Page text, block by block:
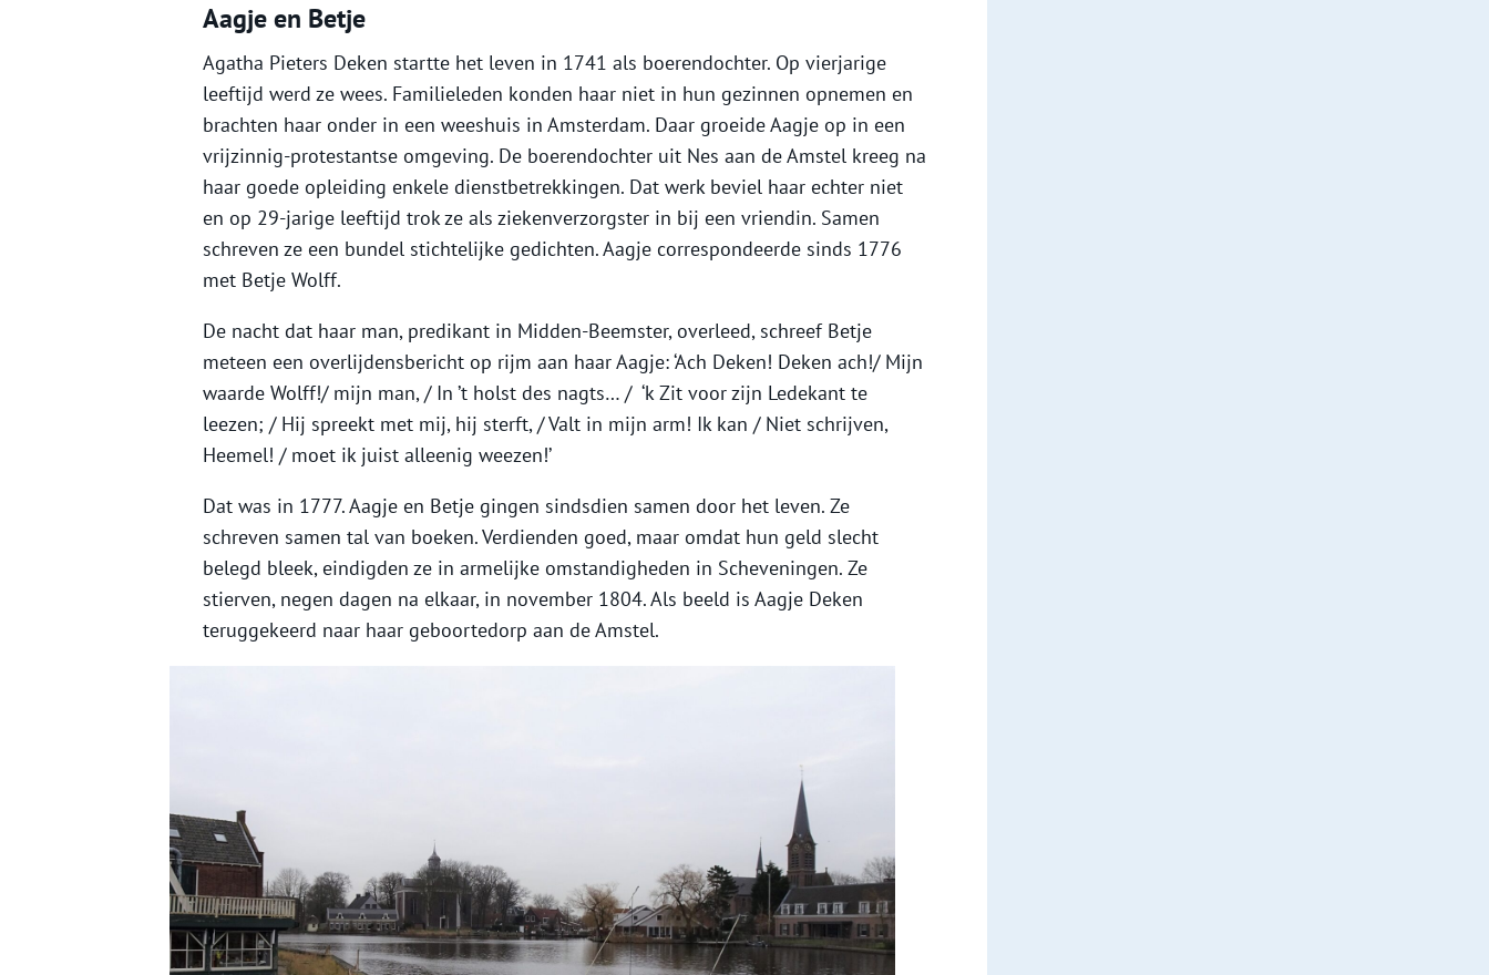
Aagje en Betje
Agatha Pieters Deken startte het leven in 1741 als boerendochter. Op vierjarige
leeftijd werd ze wees. Familieleden konden haar niet in hun gezinnen opnemen en
brachten haar onder in een weeshuis in Amsterdam. Daar groeide Aagje op in een
vrijzinnig-protestantse omgeving. De boerendochter uit Nes aan de Amstel kreeg na
haar goede opleiding enkele dienstbetrekkingen. Dat werk beviel haar echter niet
en op 29-jarige leeftijd trok ze als ziekenverzorgster in bij een vriendin. Samen
schreven ze een bundel stichtelijke gedichten. Aagje correspondeerde sinds 1776
met Betje Wolff.
De nacht dat haar man, predikant in Midden-Beemster, overleed, schreef Betje
meteen een overlijdensbericht op rijm aan haar Aagje: ‘Ach Deken! Deken ach!/ Mijn
waarde Wolff!/ mijn man, / In ’t holst des nagts… / ‘k Zit voor zijn Ledekant te
leezen; / Hij spreekt met mij, hij sterft, / Valt in mijn arm! Ik kan / Niet schrijven,
Heemel! / moet ik juist alleenig weezen!’
Dat was in 1777. Aagje en Betje gingen sindsdien samen door het leven. Ze
schreven samen tal van boeken. Verdienden goed, maar omdat hun geld slecht
belegd bleek, eindigden ze in armelijke omstandigheden in Scheveningen. Ze
stierven, negen dagen na elkaar, in november 1804. Als beeld is Aagje Deken
teruggekeerd naar haar geboortedorp aan de Amstel.